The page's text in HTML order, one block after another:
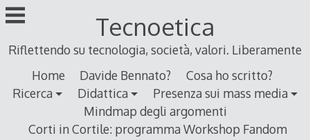
Skip
to
Tecnoetica
Riflettendo su tecnologia, società, valori. Liberamente
Home
Davide Bennato?
Cosa ho scritto?
Ricerca
Didattica
Presenza sui mass media
Mindmap degli argomenti
Corti in Cortile: programma Workshop Fandom